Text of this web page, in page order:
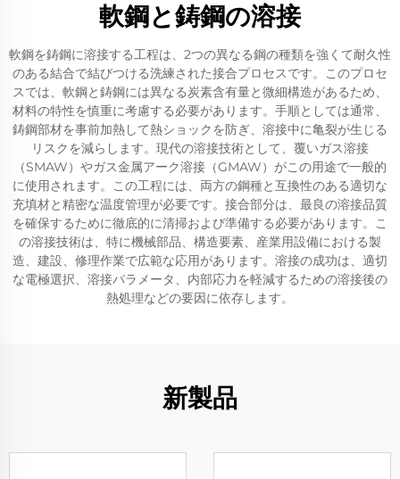
軟鋼と鋳鋼の溶接
軟鋼を鋳鋼に溶接する工程は、2つの異なる鋼の種類を強くて耐久性
のある結合で結びつける洗練された接合プロセスです。このプロセ
スでは、軟鋼と鋳鋼には異なる炭素含有量と微細構造があるため、
材料の特性を慎重に考慮する必要があります。手順としては通常、
鋳鋼部材を事前加熱して熱ショックを防ぎ、溶接中に亀裂が生じる
リスクを減らします。現代の溶接技術として、覆いガス溶接
（SMAW）やガス金属アーク溶接（GMAW）がこの用途で一般的
に使用されます。この工程には、両方の鋼種と互換性のある適切な
充填材と精密な温度管理が必要です。接合部分は、最良の溶接品質
を確保するために徹底的に清掃および準備する必要があります。こ
の溶接技術は、特に機械部品、構造要素、産業用設備における製
造、建設、修理作業で広範な応用があります。溶接の成功は、適切
な電極選択、溶接パラメータ、内部応力を軽減するための溶接後の
熱処理などの要因に依存します。
新製品